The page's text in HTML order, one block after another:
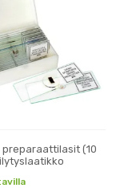
preparaattilasit (10